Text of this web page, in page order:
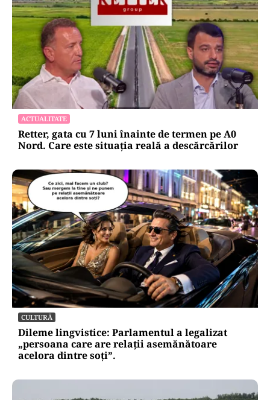
ACTUALITATE
Retter, gata cu 7 luni înainte de termen pe A0
Nord. Care este situația reală a descărcărilor
CULTURĂ
Dileme lingvistice: Parlamentul a legalizat
„persoana care are relații asemănătoare
acelora dintre soți”.